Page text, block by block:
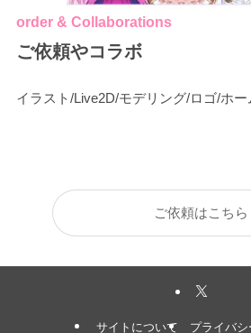
order & Collaborations
ご依頼やコラボ
イラスト/Live2D/モデリング/ロゴ/ホー
ご依頼はこちら
サイトについて プライバ